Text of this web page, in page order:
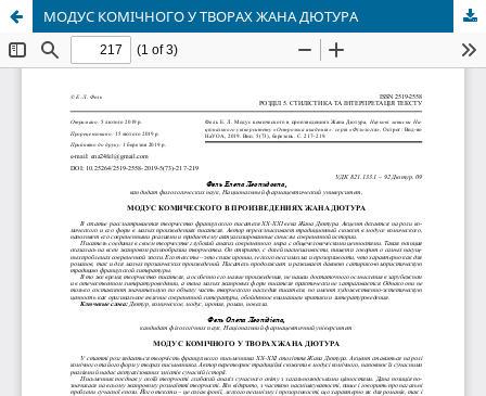
МОДУС КОМІЧНОГО У ТВОРАХ ЖАНА ДЮТУРА